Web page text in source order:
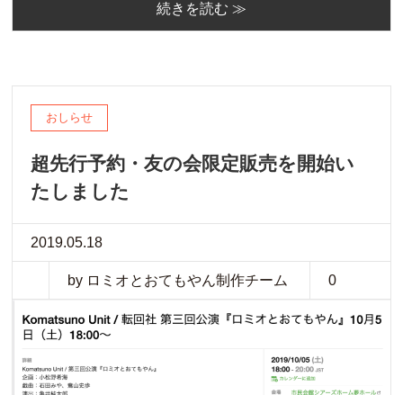
続きを読む ≫
おしらせ
超先行予約・友の会限定販売を開始い
たしました
2019.05.18
by ロミオとおてもやん制作チーム 0